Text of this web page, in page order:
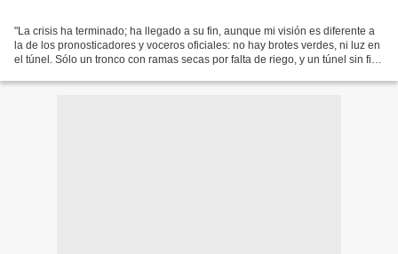
"La crisis ha terminado; ha llegado a su fin, aunque mi visión es diferente a
la de los pronosticadores y voceros oficiales: no hay brotes verdes, ni luz en
el túnel. Sólo un tronco con ramas secas por falta de riego, y un túnel sin fin,